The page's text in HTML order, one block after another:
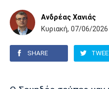
AUTO-MOTO
Super League 2
Ελλάδα
Ελλάδα
EuroLeague
Ολυμπιακοί Αγώνες
ΠόλοΠαναθηναϊκός
Ανδρέας Χανιάς
Κυριακή, 07/06/
SHARE